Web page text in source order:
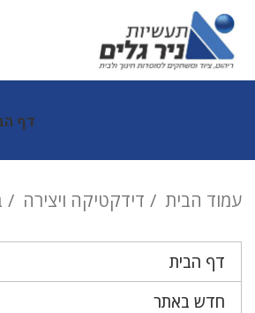
דף
עמוד הבית דידקטיקה ויצירה
דף הבית
חדש באתר